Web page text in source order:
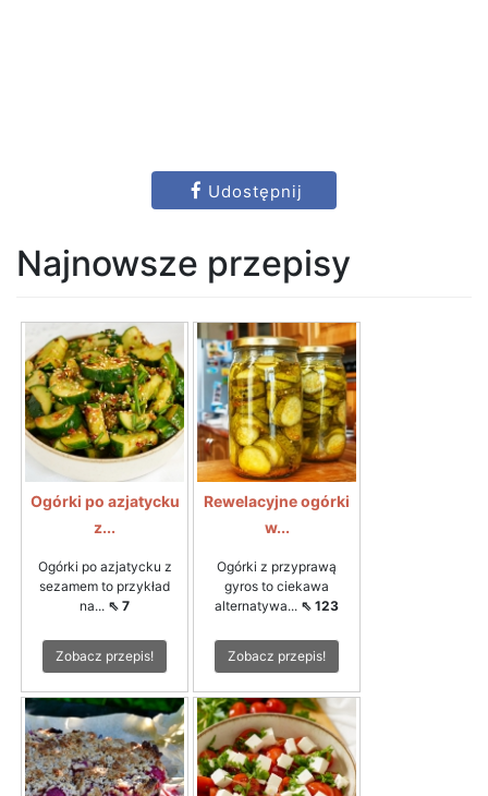
Udostępnij
Najnowsze przepisy
Ogórki po azjatycku
z...
Ogórki po azjatycku z
sezamem to przykład
na... ⇖ 7
Zobacz przepis!
Rewelacyjne ogórki
w...
Ogórki z przyprawą
gyros to ciekawa
alternatywa... ⇖ 123
Zobacz przepis!